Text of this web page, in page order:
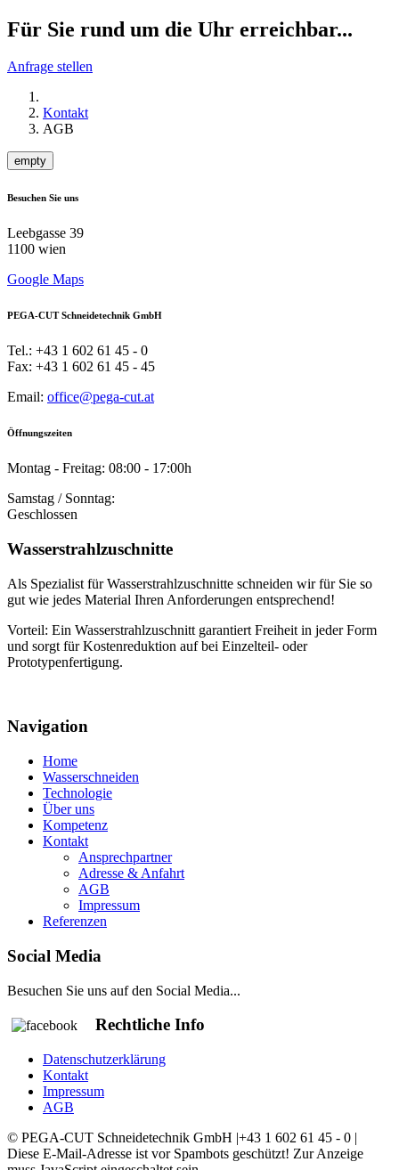
Für Sie rund um die Uhr erreichbar...
Anfrage stellen
Kontakt
AGB
empty
Besuchen Sie uns
Leebgasse 39
1100 wien
Google Maps
PEGA-CUT Schneidetechnik GmbH
Tel.: +43 1 602 61 45 - 0
Fax: +43 1 602 61 45 - 45
Email: office@pega-cut.at
Öffnungszeiten
Montag - Freitag: 08:00 - 17:00h
Samstag / Sonntag:
Geschlossen
Wasserstrahlzuschnitte
Als Spezialist für Wasserstrahlzuschnitte schneiden wir für Sie so
gut wie jedes Material Ihren Anforderungen entsprechend!
Vorteil: Ein Wasserstrahlzuschnitt garantiert Freiheit in jeder Form
und sorgt für Kostenreduktion auf bei Einzelteil- oder
Prototypenfertigung.
Navigation
Home
Wasserschneiden
Technologie
Über uns
Kompetenz
Kontakt
Ansprechpartner
Adresse & Anfahrt
AGB
Impressum
Referenzen
Social Media
Besuchen Sie uns auf den Social Media...
Rechtliche Info
Datenschutzerklärung
Kontakt
Impressum
AGB
© PEGA-CUT Schneidetechnik GmbH |+43 1 602 61 45 - 0 |
Diese E-Mail-Adresse ist vor Spambots geschützt! Zur Anzeige